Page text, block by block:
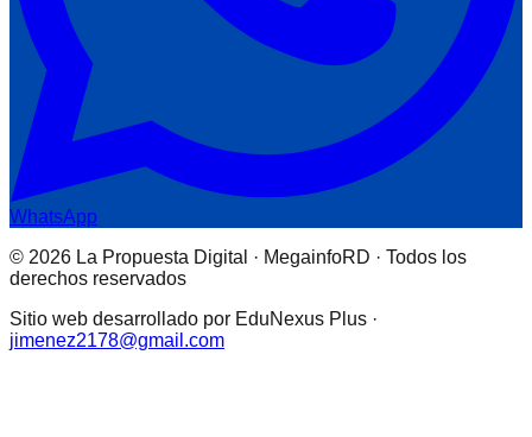
WhatsApp
© 2026 La Propuesta Digital · MegainfoRD · Todos los
derechos reservados
Sitio web desarrollado por EduNexus Plus ·
jimenez2178@gmail.com